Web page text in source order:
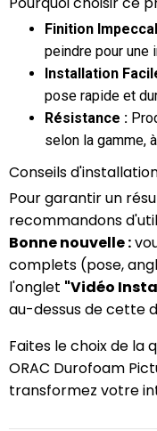
Finition
peindre pour une
Installation
pose rapide et
Résistance :
selon la gamme,
Conseils
Pour garantir un
recommandons
Bonne nouvelle :
complets (pose,
l'onglet "Vidéo
au-dessus de cette
Faites le choix de la
ORAC Durofoam
transformez votre